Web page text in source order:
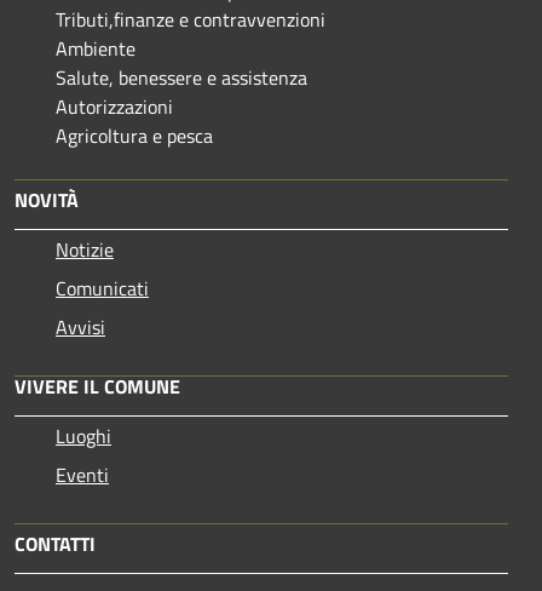
Tributi,finanze e contravvenzioni
Ambiente
Salute, benessere e assistenza
Autorizzazioni
Agricoltura e pesca
NOVITÀ
Notizie
Comunicati
Avvisi
VIVERE IL COMUNE
Luoghi
Eventi
CONTATTI